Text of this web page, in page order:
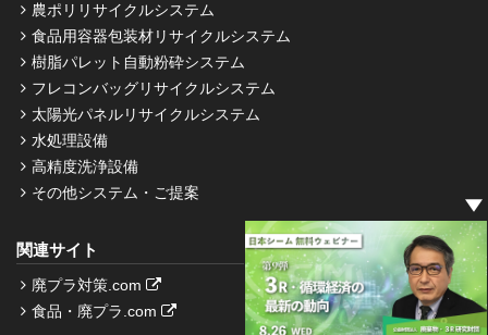
農ポリリサイクルシステム
食品用容器包装材リサイクルシステム
樹脂パレット自動粉砕システム
フレコンバッグリサイクルシステム
太陽光パネルリサイクルシステム
水処理設備
高精度洗浄設備
その他システム・ご提案
関連サイト
廃プラ対策.com
食品・廃プラ.com